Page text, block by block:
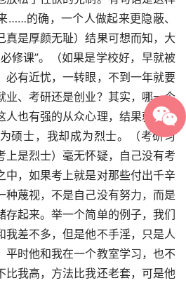
……的确，一个人做起来更隐蔽、
真是厚颜无耻）结果可想而知，大
修课”。（如果是学校好，早就被
必有近忧，一转眼，不到一年就要
业、考研还是创业？其实，哪一个
人也有强的从众心理，结果就跟随
硕士，我却成为烈士。（考研习
上是烈士）毫无怀疑，自己没有考
中，如果考上就是对那些付出千辛
种蔑视，不是自己没有努力，而是
存起来。举一个简单的例子，我们
我差不多，但是他不手淫，只是人
平时他和我在一个教室学习，也不
比我高，方法比我还老套，可是他